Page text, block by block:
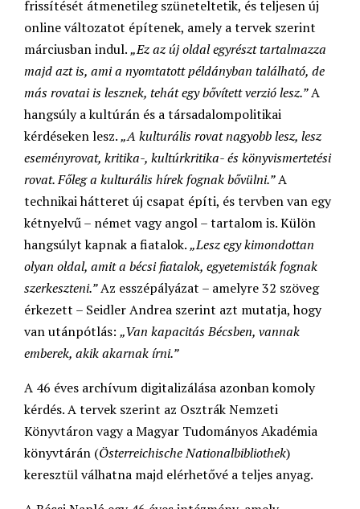
frissítését átmenetileg szüneteltetik, és teljesen új
online változatot építenek, amely a tervek szerint
márciusban indul.„Ez az új oldal egyrészt tartalmazza
majd azt is, ami a nyomtatott példányban található, de
más rovatai is lesznek, tehát egy bővített verzió lesz.”A
hangsúly a kultúrán és a társadalompolitikai
kérdéseken lesz.„A kulturális rovat nagyobb lesz, lesz
eseményrovat, kritika-, kultúrkritika- és könyvismertetési
rovat. Főleg a kulturális hírek fognak bővülni.”A
technikai hátteret új csapat építi, és tervben van egy
kétnyelvű – német vagy angol – tartalom is. Külön
hangsúlyt kapnak a fiatalok.„Lesz egy kimondottan
olyan oldal, amit a bécsi fiatalok, egyetemisták fognak
szerkeszteni.”Az esszépályázat – amelyre 32 szöveg
érkezett – Seidler Andrea szerint azt mutatja, hogy
van utánpótlás: „Van kapacitás Bécsben, vannak
emberek, akik akarnak írni.”
A 46 éves archívum digitalizálása azonban komoly
kérdés. A tervek szerint az Osztrák Nemzeti
Könyvtáron vagy a Magyar Tudományos Akadémia
könyvtárán (Österreichische Nationalbibliothek)
keresztül válhatna majd elérhetővé a teljes anyag.